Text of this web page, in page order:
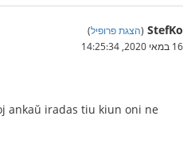
StefKo
(הצגת פרופיל)
16 במאי 2020, 14:25:34
ankaŭ iradas tiu kiun oni ne